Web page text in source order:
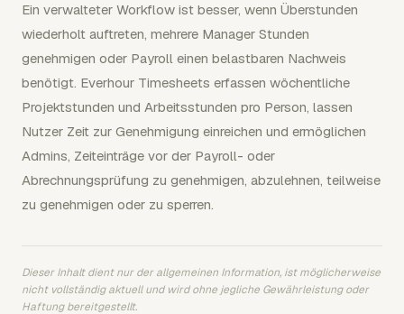
Ein verwalteter Workflow ist besser, wenn Überstunden
wiederholt auftreten, mehrere Manager Stunden
genehmigen oder Payroll einen belastbaren Nachweis
benötigt. Everhour Timesheets erfassen wöchentliche
Projektstunden und Arbeitsstunden pro Person, lassen
Nutzer Zeit zur Genehmigung einreichen und ermöglichen
Admins, Zeiteinträge vor der Payroll- oder
Abrechnungsprüfung zu genehmigen, abzulehnen, teilweise
zu genehmigen oder zu sperren.
Dieser Inhalt dient nur der allgemeinen Information, ist möglicherweise
nicht vollständig aktuell und wird ohne jegliche Gewährleistung oder
Haftung bereitgestellt.